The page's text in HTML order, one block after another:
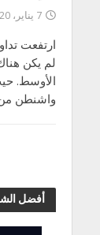
7 يناير، 2020
لم يكن
الأوسط.
واشنطن من
أفضل